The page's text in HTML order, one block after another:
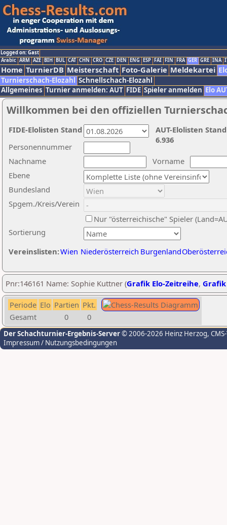
Logged on: Gast
Arabic ARM AZE BIH BUL CAT CHN CRO CZE DEN ENG ESP FAI FIN FRA GER GRE INA
Home TurnierDB Meisterschaft Foto-Galerie Meldekartei
Turnierschach-Elozahl Schnellschach-Elozahl
Allgemeines Turnier anmelden: AUT FIDE Spieler anmelden Elo
Willkommen bei den offiziellen
Nachname
Vorname
Ebene
Sortierung
Personennummer
Bundesland
Spgem./Kreis/Verein
Nur "österreichische" Spieler
Vereinslisten:Wien Niederösterreich Burgenland
AUT-Elolisten
6.936
FIDE-Elolisten Stand
Pnr:146161 Name: Sophie Kuttner (Grafik Elo-Zeitreihe,
Periode Elo Partien Pkt.
Gesamt
0 0
Der Schachturnier-Ergebnis-Server© 2006-2026 Heinz Herzog,
Impressum / Nutzungsbedingungen